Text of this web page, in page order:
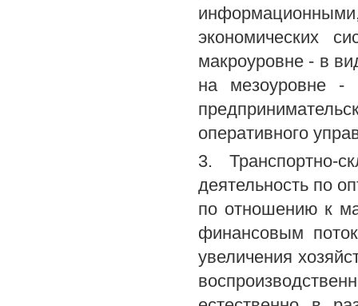
экономических
макроуровне - в
на мезоуровне -
оперативного
3. Транспортно-
деятельность по
по отношению к
финансовым
увеличения